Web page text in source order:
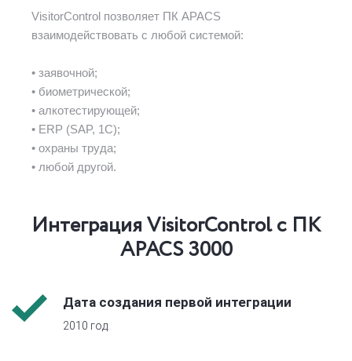
VisitorControl позволяет ПК APACS
взаимодействовать с любой системой:
• заявочной;
• биометрической;
• алкотестирующей;
• ERP (SAP, 1С);
• охраны труда;
• любой другой.
Интеграция VisitorControl с ПК
APACS 3000
Дата создания первой интеграции
2010 год.